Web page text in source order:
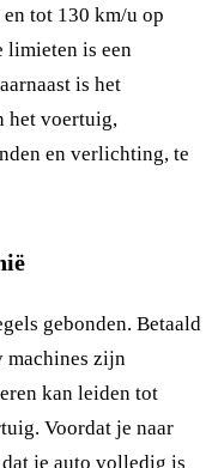
tot 130 km/u op
limieten is een
is het
het voertuig,
en verlichting, te
gebonden. Betaald
machines zijn
kan leiden tot
Voordat je naar
je auto volledig is